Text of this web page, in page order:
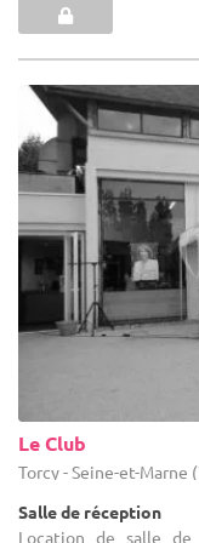
Le Club
Torcy - Seine-et-Marne
Salle de réception
Location de salle